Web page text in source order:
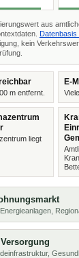
aus
Datenbasis
kein
m entfernt.
E-
liegt